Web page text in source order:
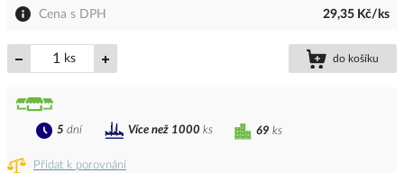
Cena s DPH 29,35 Kč/ks
ks do košíku
Přidat k porovnání
69 ks
5 dní Více než 1000 ks